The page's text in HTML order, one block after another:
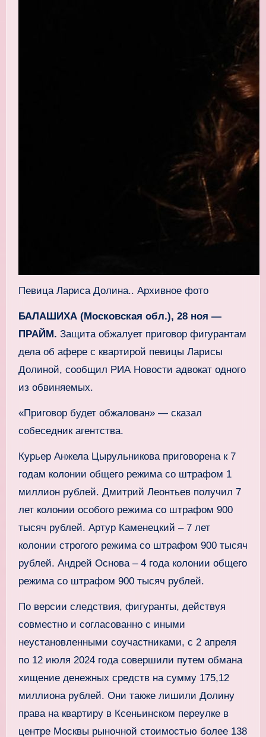
Певица Лариса Долина.. Архивное фото
БАЛАШИХА (Московская обл.), 28 ноя —
ПРАЙМ. Защита обжалует приговор фигурантам
дела об афере с квартирой певицы Ларисы
Долиной, сообщил РИА Новости адвокат одного
из обвиняемых.
«Приговор будет обжалован» — сказал
собеседник агентства.
Курьер Анжела Цырульникова приговорена к 7
годам колонии общего режима со штрафом 1
миллион рублей. Дмитрий Леонтьев получил 7
лет колонии особого режима со штрафом 900
тысяч рублей. Артур Каменецкий – 7 лет
колонии строгого режима со штрафом 900 тысяч
рублей. Андрей Основа – 4 года колонии общего
режима со штрафом 900 тысяч рублей.
По версии следствия, фигуранты, действуя
совместно и согласованно с иными
неустановленными соучастниками, с 2 апреля
по 12 июля 2024 года совершили путем обмана
хищение денежных средств на сумму 175,12
миллиона рублей. Они также лишили Долину
права на квартиру в Ксеньинском переулке в
центре Москвы рыночной стоимостью более 138